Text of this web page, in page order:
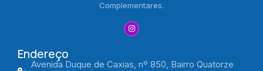
Complementares.
Endereço
Avenida Duque de Caxias, nº 850, Bairro Quatorze